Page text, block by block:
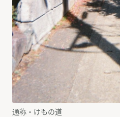
通称・けもの道